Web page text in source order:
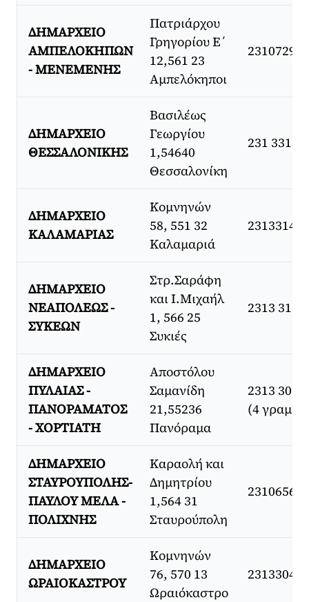
ΔΗΜΑΡΧΕΙΟ
ΑΜΠΕΛΟΚΗΠΩΝ
- ΜΕΝΕΜΕΝΗΣ
Πατριάρχου
Γρηγορίου Ε΄
12,561 23
Αμπελόκηποι
ΔΗΜΑΡΧΕΙΟ
ΘΕΣΣΑΛΟΝΙΚΗΣ
Βασιλέως
Γεωργίου
1,54640
Θεσσαλονίκη
231 331
ΔΗΜΑΡΧΕΙΟ
ΚΑΛΑΜΑΡΙΑΣ
Κομνηνών
58, 551 32
Καλαμαριά
ΔΗΜΑΡΧΕΙΟ
ΝΕΑΠΟΛΕΩΣ -
ΣΥΚΕΩΝ
Στρ.Σαράφη
και Ι.Μιχαήλ
1, 566 25
Συκιές
2313
ΔΗΜΑΡΧΕΙΟ
ΠΥΛΑΙΑΣ -
ΠΑΝΟΡΑΜΑΤΟΣ
- ΧΟΡΤΙΑΤΗ
Αποστόλου
Σαμανίδη
21,55236
Πανόραμα
2313
(4
ΔΗΜΑΡΧΕΙΟ
ΣΤΑΥΡΟΥΠΟΛΗΣ-
ΠΑΥΛΟΥ ΜΕΛΑ -
ΠΟΛΙΧΝΗΣ
Καραολή και
Δημητρίου
1,564 31
Σταυρούπολη
ΔΗΜΑΡΧΕΙΟ
ΩΡΑΙΟΚΑΣΤΡΟΥ
Κομνηνών
76, 570 13
Ωραιόκαστρο